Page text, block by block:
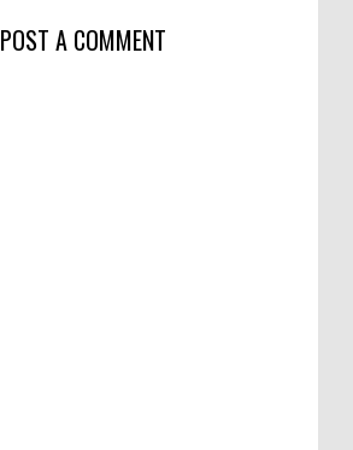
POST A COMMENT